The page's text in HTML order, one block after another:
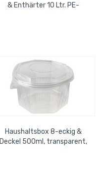
& Enthärter 10 Ltr. PE-
Haushaltsbox 8-eckig &
Deckel 500ml, transparent,